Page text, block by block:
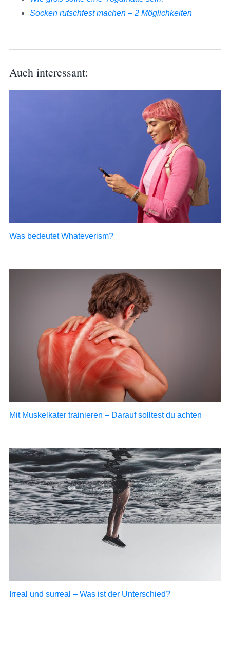
Socken rutschfest machen – 2 Möglichkeiten
Auch interessant:
Was bedeutet Whateverism?
Mit Muskelkater trainieren – Darauf solltest du achten
Irreal und surreal – Was ist der Unterschied?